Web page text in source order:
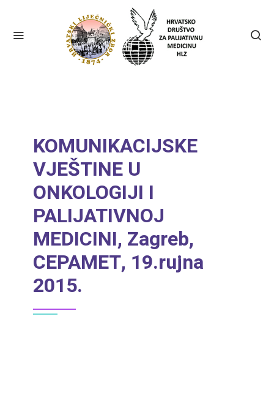
KOMUNIKACIJSKE
VJEŠTINE U
ONKOLOGIJI I
PALIJATIVNOJ
MEDICINI, Zagreb,
CEPAMET, 19.rujna
2015.